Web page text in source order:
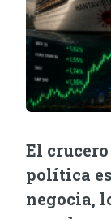
El
política
negocia,